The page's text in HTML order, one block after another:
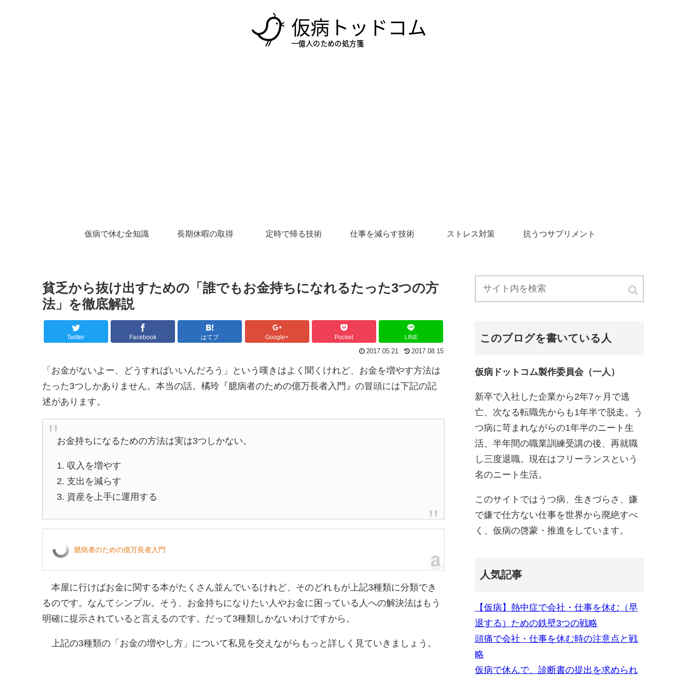
仮病で休む全知識 長期休暇の取得 定時で帰る技術 仕事を減らす技術 ストレス対策 抗うつサプリメント
貧乏から抜け出すための「誰でもお金持ちになれるたった3つの方
法」を徹底解説
Twitter Facebook はてブ Google+ Pocket LINE
2017.05.21 2017.08.15
「お金がないよー、どうすればいいんだろう」という嘆きはよく聞くけれど、お金を増やす方法は
たった3つしかありません。本当の話。橘玲『臆病者のための億万長者入門』の冒頭には下記の記
述があります。
お金持ちになるための方法は実は3つしかない。
1. 収入を増やす
2. 支出を減らす
3. 資産を上手に運用する
臆病者のための億万長者入門
本屋に行けばお金に関する本がたくさん並んでいるけれど、そのどれもが上記3種類に分類でき
るのです。なんてシンプル。そう、お金持ちになりたい人やお金に困っている人への解決法はもう
明確に提示されていると言えるのです。だって3種類しかないわけですから。
上記の3種類の「お金の増やし方」について私見を交えながらもっと詳しく見ていきましょう。
このブログを書いている人
仮病ドットコム製作委員会（一人）
新卒で入社した企業から2年7ヶ月で逃
亡、次なる転職先からも1年半で脱走。う
つ病に苛まれながらの1年半のニート生
活、半年間の職業訓練受講の後、再就職
し三度退職。現在はフリーランスという
名のニート生活。
このサイトではうつ病、生きづらさ、嫌
で嫌で仕方ない仕事を世界から廃絶すべ
く、仮病の啓蒙・推進をしています。
人気記事
【仮病】熱中症で会社・仕事を休む（早
退する）ための鉄壁3つの戦略
頭痛で会社・仕事を休む時の注意点と戦
略
仮病で休んで、診断書の提出を求められ